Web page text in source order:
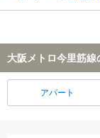
大阪メトロ今里筋
アパート